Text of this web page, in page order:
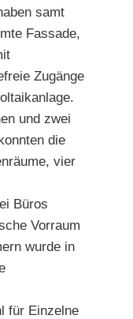
samt
Fassade,
Zugänge
.
und zwei
die
vier
Büros
Vorraum
wurde in
für Einzelne